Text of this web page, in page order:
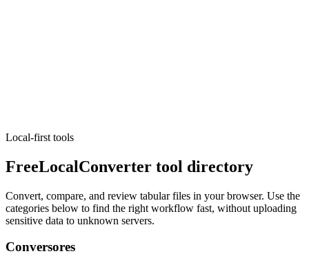
Local-first tools
FreeLocalConverter tool directory
Convert, compare, and review tabular files in your browser. Use the
categories below to find the right workflow fast, without uploading
sensitive data to unknown servers.
Conversores